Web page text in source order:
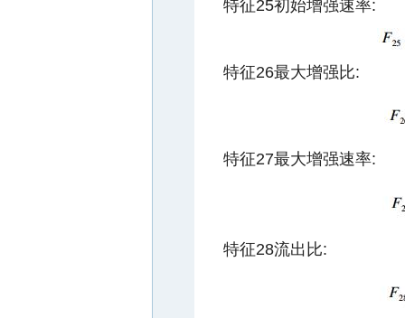
特征25初始增强速率:
特征26最大增强比:
特征27最大增强速率:
特征28流出比: